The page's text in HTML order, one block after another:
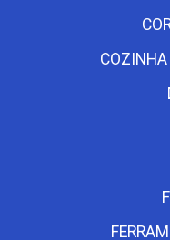
COZINHA